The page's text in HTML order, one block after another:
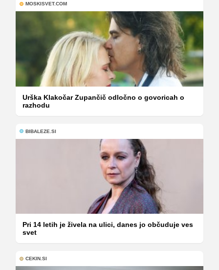
MOSKISVET.COM
Urška Klakočar Zupančič odločno o govoricah o
razhodu
BIBALEZE.SI
Pri 14 letih je živela na ulici, danes jo občuduje ves
svet
CEKIN.SI